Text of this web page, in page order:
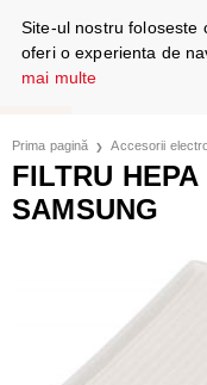
Prima pagină Accesorii
FILTRU
SAMSUNG
Site-ul nostru foloseste
oferi o experienta de
mai multe